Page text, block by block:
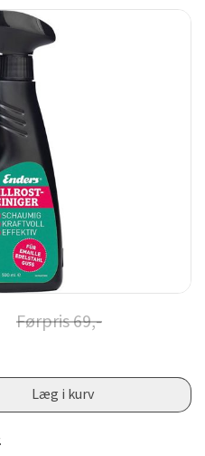
Førpris69,-
Læg i kurv